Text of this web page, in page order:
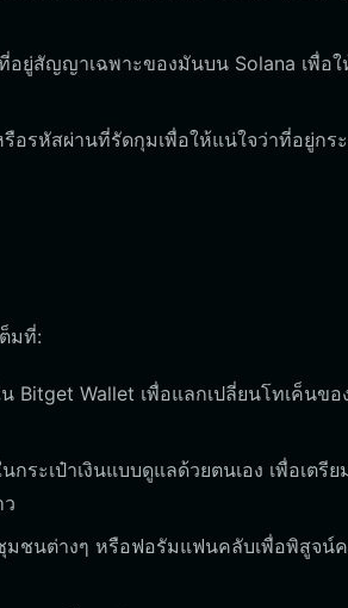
ยู่สัญญาเฉพาะของมันบน Solana เพื่อใ
รหัสผ่านที่รัดกุมเพื่อให้แน่ใจว่าที่อยู่กระ
มที่:
Bitget Wallet เพื่อแลกเปลี่ยนโทเค็นข
ระเป๋าเงินแบบดูแลด้วยตนเอง เพื่อเตรีย
ชนต่างๆ หรือฟอรัมแฟนคลับเพื่อพิสูจน์